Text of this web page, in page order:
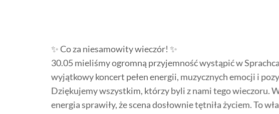
✨ Co za niesamowity wieczór! ✨
30.05 mieliśmy ogromną przyjemność wystąpić w
wyjątkowy koncert pełen energii, muzycznych emocji i
Dziękujemy wszystkim, którzy byli z nami tego wieczoru.
energia sprawiły, że scena dosłownie tętniła życiem. To